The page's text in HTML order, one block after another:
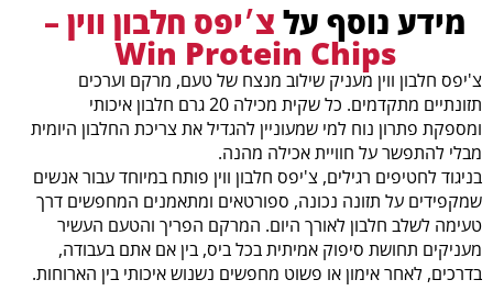
מידע נוסף על צ׳יפס חלבון ווין –
Win Protein Chips
צ'יפס חלבון ווין מעניק שילוב מנצח של טעם, מרקם וערכים
תזונתיים מתקדמים. כל שקית מכילה 20 גרם חלבון איכותי
ומספקת פתרון נוח למי שמעוניין להגדיל את צריכת החלבון היומית
מבלי להתפשר על חוויית אכילה מהנה.
בניגוד לחטיפים רגילים, צ'יפס חלבון ווין פותח במיוחד עבור אנשים
שמקפידים על תזונה נכונה, ספורטאים ומתאמנים המחפשים דרך
טעימה לשלב חלבון לאורך היום. המרקם הפריך והטעם העשיר
מעניקים תחושת סיפוק אמיתית בכל ביס, בין אם אתם בעבודה,
בדרכים, לאחר אימון או פשוט מחפשים נשנוש איכותי בין הארוחות.